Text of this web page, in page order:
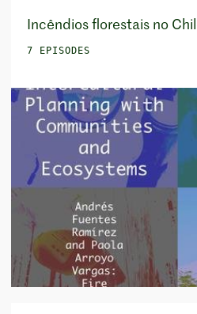
Incêndios florestais no
7 EPISODES